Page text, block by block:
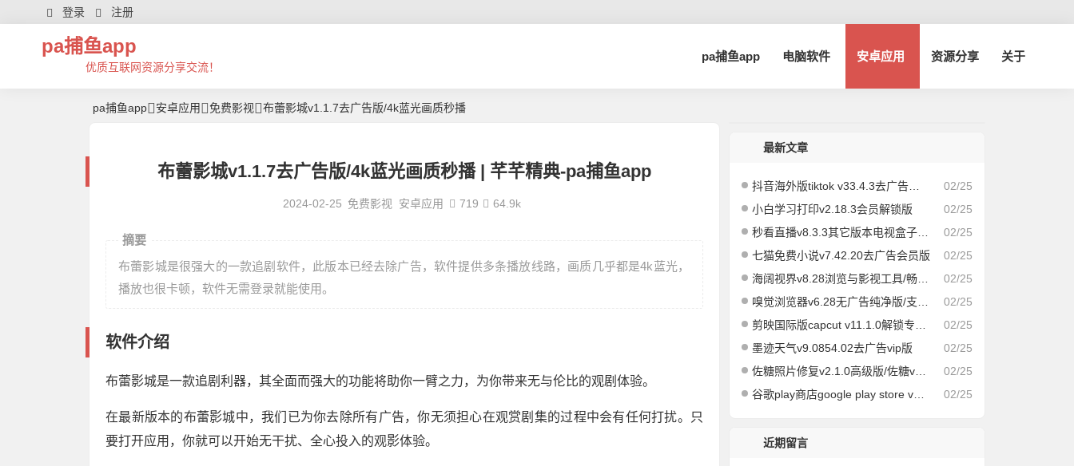
登录 注册
pa捕鱼app
优质互联网资源分享交流！
pa捕鱼app 电脑软件 安卓应用 资源分享 关于
pa捕鱼app 安卓应用 免费影视 布蕾影城v1.1.7去广告版/4k蓝光画质秒播
布蕾影城v1.1.7去广告版/4k蓝光画质秒播 | 芊芊精典-pa捕鱼app
2024-02-25 免费影视 安卓应用 719 64.9k
摘要
布蕾影城是很强大的一款追剧软件，此版本已经去除广告，软件提供多条播放线路，画质几乎都是4k蓝光，
播放也很卡顿，软件无需登录就能使用。
软件介绍
布蕾影城是一款追剧利器，其全面而强大的功能将助你一臂之力，为你带来无与伦比的观剧体验。
在最新版本的布蕾影城中，我们已为你去除所有广告，你无须担心在观赏剧集的过程中会有任何打扰。只
要打开应用，你就可以开始无干扰、全心投入的观影体验。
最新文章
02/25
抖音海外版tiktok v33.4.3去广告解除封锁版
02/25
小白学习打印v2.18.3会员解锁版
02/25
秒看直播v8.3.3其它版本电视盒子版|速度飞快，即点即播
02/25
七猫免费小说v7.42.20去广告会员版
02/25
海阔视界v8.28浏览与影视工具/畅享全网/精品影视
02/25
嗅觉浏览器v6.28无广告纯净版/支持安装插件
02/25
剪映国际版capcut v11.1.0解锁专业版
02/25
墨迹天气v9.0854.02去广告vip版
02/25
佐糖照片修复v2.1.0高级版/佐糖v1.6.6会员解锁版
02/25
谷歌play商店google play store v39.7.34-21
近期留言